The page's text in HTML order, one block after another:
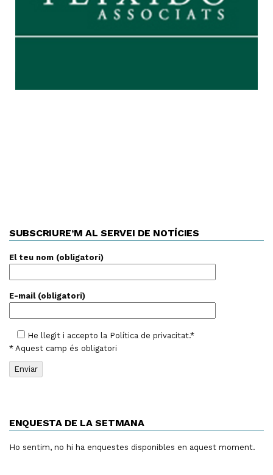
SUBSCRIURE’M AL SERVEI DE NOTÍCIES
El teu nom (obligatori)
E-mail (obligatori)
He llegit i accepto la Política de privacitat.*
* Aquest camp és obligatori
ENQUESTA DE LA SETMANA
Ho sentim, no hi ha enquestes disponibles en aquest moment.